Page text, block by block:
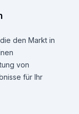
den Markt in
von
für Ihr